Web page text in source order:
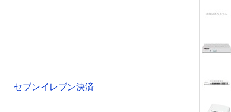
セブンイレブン決済